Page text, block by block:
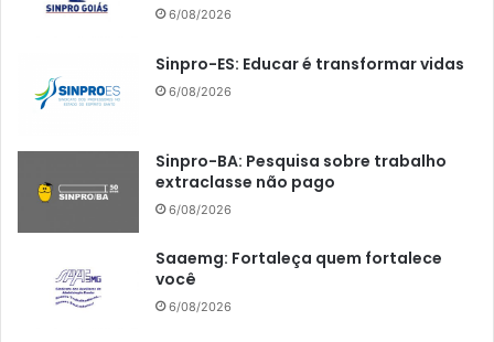
6/08/2026
Sinpro-ES: Educar é transformar vidas
6/08/2026
Sinpro-BA: Pesquisa sobre trabalho
extraclasse não pago
6/08/2026
Saaemg: Fortaleça quem fortalece
você
6/08/2026